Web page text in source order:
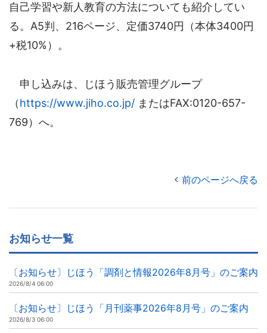
自己学習や新人教育の方法についても紹介してい
る。A5判、216ページ、定価3740円（本体3400円
+税10%）。
申し込みは、じほう販売管理グループ
（https://www.jiho.co.jp/ またはFAX:0120-657-
769）へ。
前のページへ戻る
お知らせ一覧
〔お知らせ〕じほう「調剤と情報2026年8月号」のご案内
2026/8/4 06:00
〔お知らせ〕じほう「月刊薬事2026年8月号」のご案内
2026/8/3 06:00